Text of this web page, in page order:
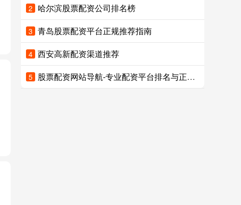
2 哈尔滨股票配资公司排名榜
3 青岛股票配资平台正规推荐指南
4 西安高新配资渠道推荐
5 股票配资网站导航-专业配资平台排名与正规渠道推荐